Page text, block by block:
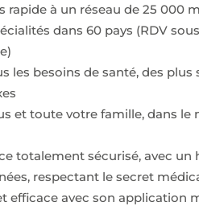
rapide à un réseau de 25 000
dans 60 pays (RDV
les besoins de santé, des plus
et toute votre famille, dans le
totalement sécurisé, avec un
respectant le secret
efficace avec son application